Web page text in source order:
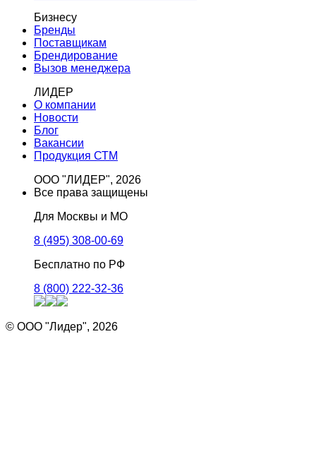
Бизнесу
Бренды
Поставщикам
Брендирование
Вызов менеджера
ЛИДЕР
О компании
Новости
Блог
Вакансии
Продукция СТМ
ООО "ЛИДЕР", 2026
Все права защищены
Для Москвы и МО
8 (495) 308-00-69
Бесплатно по РФ
8 (800) 222-32-36
© ООО "Лидер", 2026